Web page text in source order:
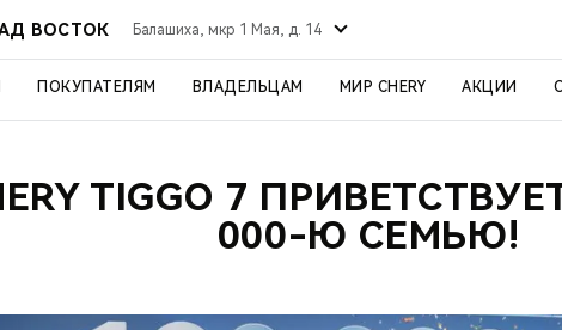
ВОСТОК Балашиха, мкр 1 Мая, д. 14
ПОКУПАТЕЛЯМ ВЛАДЕЛЬЦАМ МИР CHERY АКЦИИ
TIGGO 7
000-Ю СЕМЬЮ!